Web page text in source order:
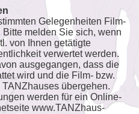
Gelegenheiten Film-
melden Sie sich, wenn
von Ihnen getätigte
verwertet werden.
ausgegangen, dass die
wird und die Film- bzw.
übergehen.
werden für ein Online-
www.TANZhaus-